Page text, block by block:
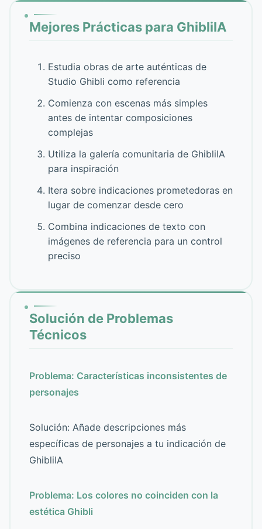
Mejores Prácticas para GhibliIA
Estudia obras de arte auténticas de
Studio Ghibli como referencia
Comienza con escenas más simples
antes de intentar composiciones
complejas
Utiliza la galería comunitaria de GhibliIA
para inspiración
Itera sobre indicaciones prometedoras en
lugar de comenzar desde cero
Combina indicaciones de texto con
imágenes de referencia para un control
preciso
Solución de Problemas
Técnicos
Problema: Características inconsistentes de
personajes
Solución: Añade descripciones más
específicas de personajes a tu indicación de
GhibliIA
Problema: Los colores no coinciden con la
estética Ghibli